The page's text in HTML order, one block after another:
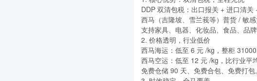
DDP 双清包税：出口报关 + 进口清关
西马（吉隆坡、雪兰莪等）普货 / 敏
支持家具、电器、化妆品、食品、品
2. 价格透明，行业低价
西马海运：低至 6 元 /kg，整柜
西马空运：低至 12 元 /kg，比行业平
免费仓储 90 天、免费合包、免费打包。